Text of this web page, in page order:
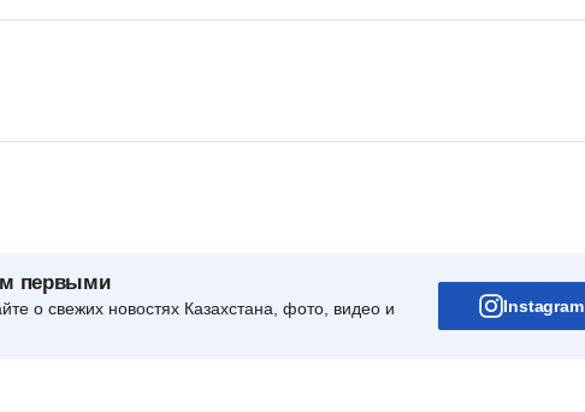
первыми
о свежих новостях Казахстана, фото, видео и
Instagram